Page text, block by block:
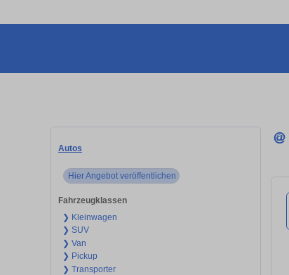
Autos
Hier Angebot veröffentlichen
Fahrzeugklassen
❯ Kleinwagen
❯ SUV
❯ Van
❯ Pickup
❯ Transporter